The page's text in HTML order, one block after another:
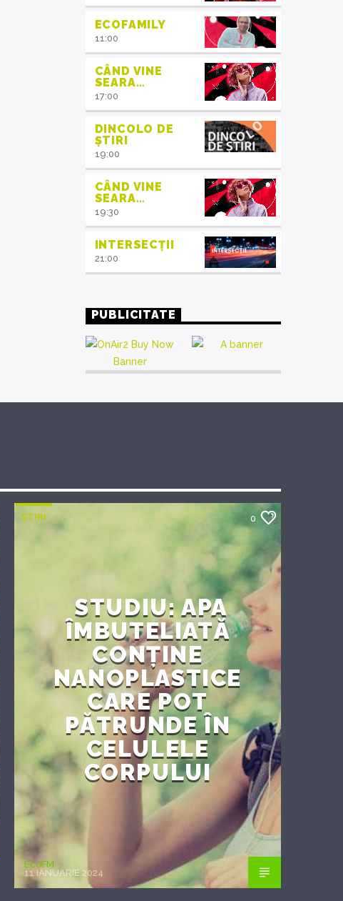
ECOFAMILY
11:00
CÂND VINE
SEARA…
17:00
DINCOLO DE
ȘTIRI
19:00
CÂND VINE
SEARA…
19:30
INTERSECȚII
21:00
PUBLICITATE
ȘTIRI 0
STUDIU: APA
ÎMBUTELIATĂ
CONȚINE
NANOPLASTICE
CARE POT
PĂTRUNDE ÎN
CELULELE
CORPULUI
EcoFM
11 IANUARIE 2024